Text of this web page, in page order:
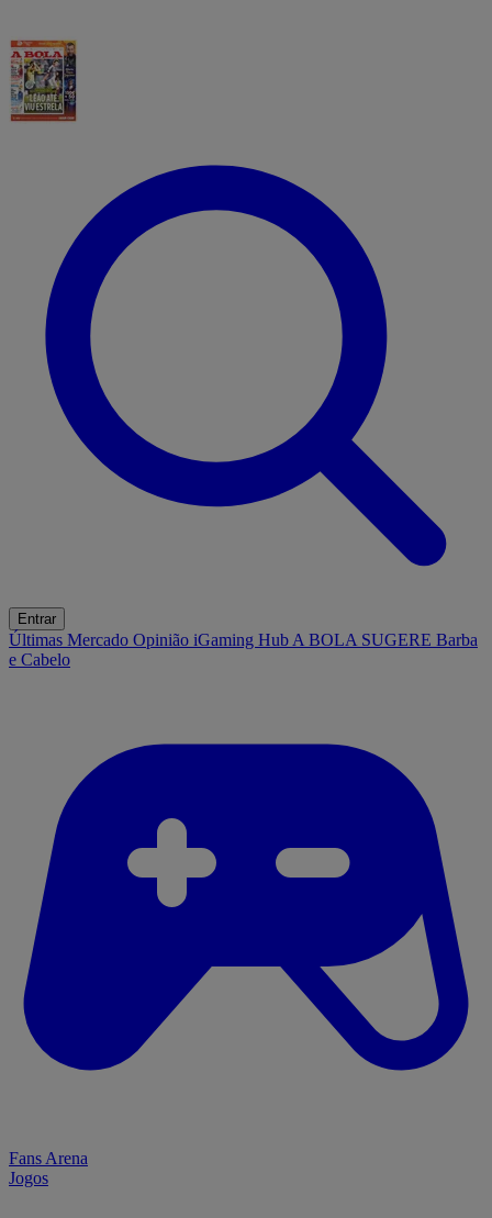
Entrar
Últimas Mercado Opinião iGaming Hub A BOLA SUGERE Barba
e Cabelo
Fans Arena
Jogos